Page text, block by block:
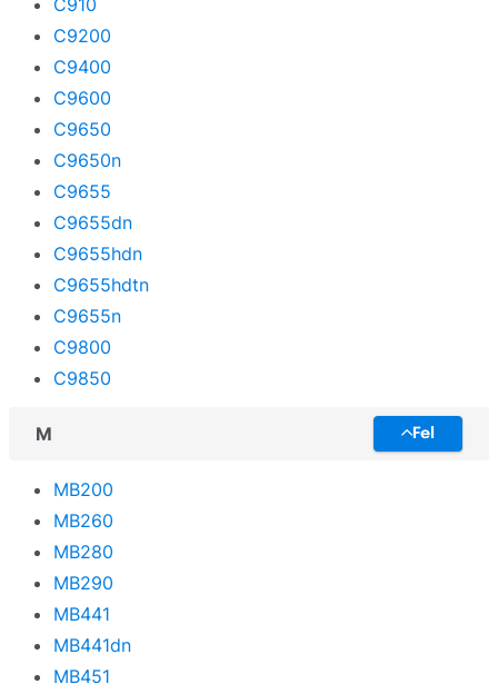
C9200
C9400
C9600
C9650
C9650n
C9655
C9655dn
C9655hdn
C9655hdtn
C9655n
C9800
C9850
M Fel
MB200
MB260
MB280
MB290
MB441
MB441dn
MB451